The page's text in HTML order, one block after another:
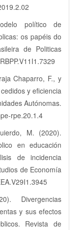
político de
os papéis do
de Politicas
Chaparro, F., y
y eficiencia
Autónomas.
rpe.20.1.4
M. (2020).
en educación
de incidencia
de Economía
Divergencias
y sus efectos
Revista de